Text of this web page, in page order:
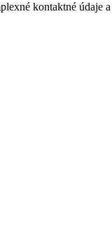
kontaktné údaje